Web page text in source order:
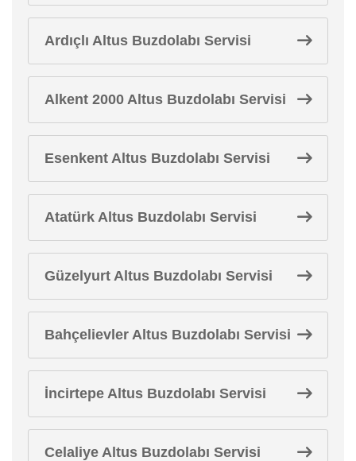
Ardıçlı Altus Buzdolabı Servisi
Alkent 2000 Altus Buzdolabı Servisi
Esenkent Altus Buzdolabı Servisi
Atatürk Altus Buzdolabı Servisi
Güzelyurt Altus Buzdolabı Servisi
Bahçelievler Altus Buzdolabı Servisi
İncirtepe Altus Buzdolabı Servisi
Celaliye Altus Buzdolabı Servisi